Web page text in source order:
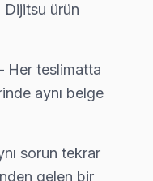
Dijitsu ürün
Her teslimatta
aynı belge
sorun tekrar
gelen bir